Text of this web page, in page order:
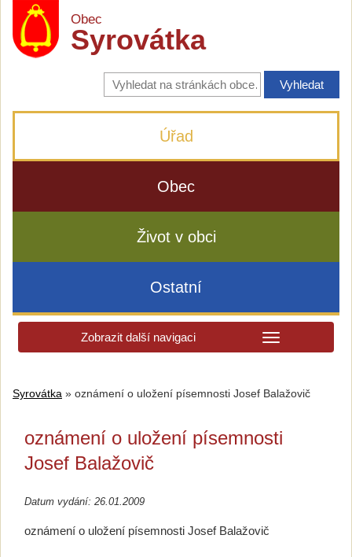
Obec
Syrovátka
Vyhledávání
na
stránkách
Úřad
Obec
Život v obci
Ostatní
Zobrazit další navigaci
Syrovátka » oznámení o uložení písemnosti Josef Balažovič
oznámení o uložení písemnosti
Josef Balažovič
Datum vydání: 26.01.2009
oznámení o uložení písemnosti Josef Balažovič